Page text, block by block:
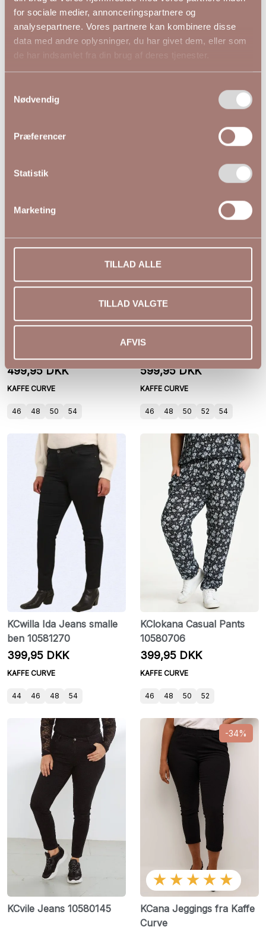
for sociale medier, annonceringspartnere og
analysepartnere. Vores partnere kan kombinere disse
data med andre oplysninger, du har givet dem, eller som
de har indsamlet fra din brug af deres tjenester.
Nødvendig
Præferencer
Statistik
Marketing
TILLAD ALLE
TILLAD VALGTE
AFVIS
KCjuliet Bluse Sand
10581896
KAFFE CURVE
★★★★★
KCjuliet Bluse Forrest
Night 10581896
499,95 DKK
KAFFE CURVE
46 48 50 54
KCria Wide Pants
599,95 DKK
KAFFE CURVE
46 48 50 52 54
KCwilla Ida Jeans smalle
ben 10581270
399,95 DKK
KAFFE CURVE
44 46 48 54
KClokana Casual Pants
10580706
399,95 DKK
KAFFE CURVE
46 48 50 52
KCvile Jeans 10580145
-34%
★★★★★
KCana Jeggings fra Kaffe
Curve